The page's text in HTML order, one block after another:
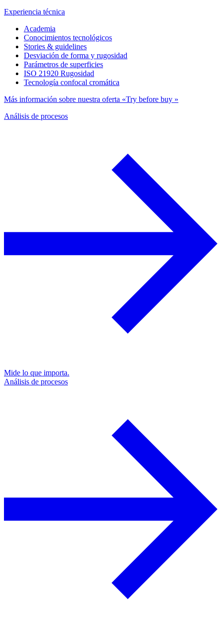
Experiencia técnica
Academia
Conocimientos tecnológicos
Stories & guidelines
Desviación de forma y rugosidad
Parámetros de superficies
ISO 21920 Rugosidad
Tecnología confocal cromática
Más información sobre nuestra oferta «Try before buy »
Análisis de procesos
Mide lo que importa.
Análisis de procesos